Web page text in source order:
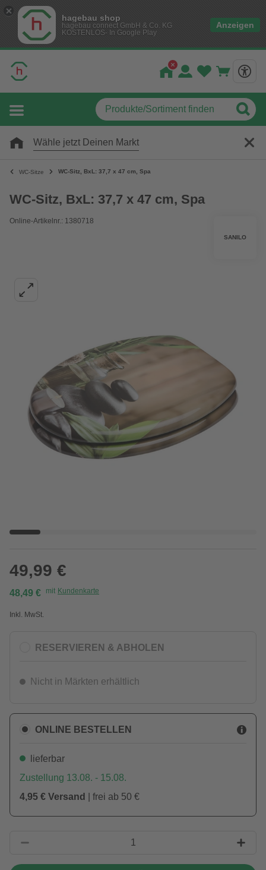
hagebau shop
hagebau connect GmbH & Co. KG
KOSTENLOS- In Google Play
Anzeigen
Wähle jetzt Deinen Markt
WC-Sitze WC-Sitz, BxL: 37,7 x 47 cm, Spa
WC-Sitz, BxL: 37,7 x 47 cm, Spa
Online-Artikelnr.: 1380718
SANILO
49,99 €
48,49 € mit Kundenkarte
Inkl. MwSt.
RESERVIEREN & ABHOLEN
Nicht in Märkten erhältlich
ONLINE BESTELLEN
lieferbar
Zustellung 13.08. - 15.08.
4,95 € Versand
| frei ab 50 €